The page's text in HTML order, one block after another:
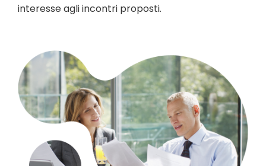
interesse agli incontri proposti.